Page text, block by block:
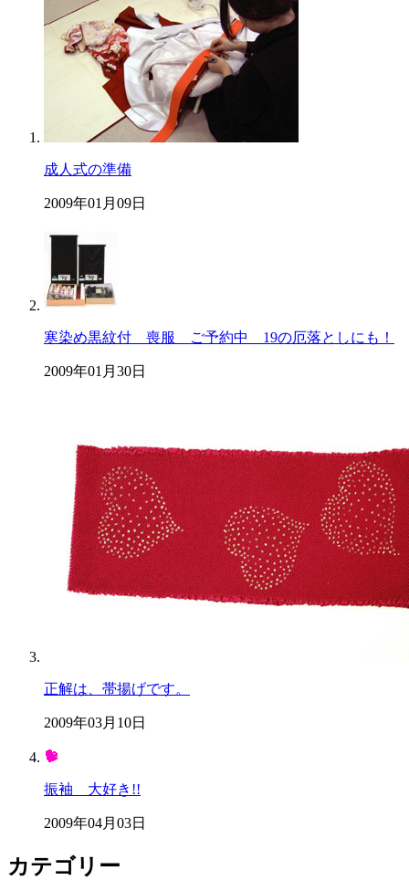
成人式の準備
2009年01月09日
寒染め黒紋付 喪服 ご予約中 19の厄落としにも！
2009年01月30日
正解は、帯揚げです。
2009年03月10日
振袖 大好き!!
2009年04月03日
カテゴリー